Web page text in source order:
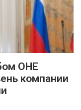
ОНЕ
компании